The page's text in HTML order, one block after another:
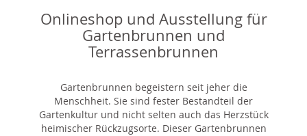
Onlineshop und Ausstellung für
Gartenbrunnen und
Terrassenbrunnen
Gartenbrunnen begeistern seit jeher die
Menschheit. Sie sind fester Bestandteil der
Gartenkultur und nicht selten auch das Herzstück
heimischer Rückzugsorte. Dieser Gartenbrunnen